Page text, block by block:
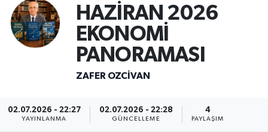
HAZİRAN 2026
EKONOMİ
PANORAMASI
ZAFER OZCIVAN
02.07.2026 - 22:27
YAYINLANMA
02.07.2026 - 22:28
GÜNCELLEME
4
PAYLAŞIM
Gaziantep son dakika
Genel
Haberler
Puan Durumu ve Fikstür
Tüm Manşetler
Son Dakika Haberleri
Haber Arşivi